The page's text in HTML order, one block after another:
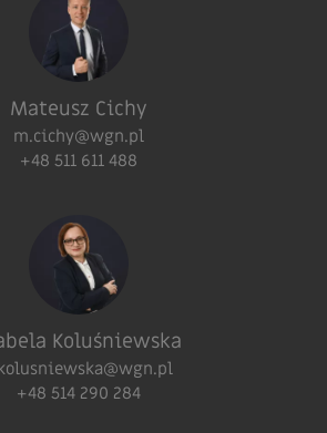
Mateusz Cichy
m.cichy@wgn.pl
+48 511 611 488
Koluśniewska
+48 514 290 284